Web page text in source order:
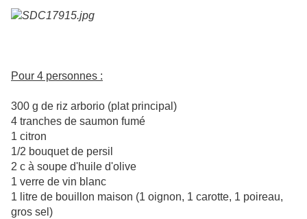
Pour 4 personnes :
300 g de riz arborio (plat principal)
4 tranches de saumon fumé
1 citron
1/2 bouquet de persil
2 c à soupe d'huile d'olive
1 verre de vin blanc
1 litre de bouillon maison (1 oignon, 1 carotte, 1 poireau,
gros sel)